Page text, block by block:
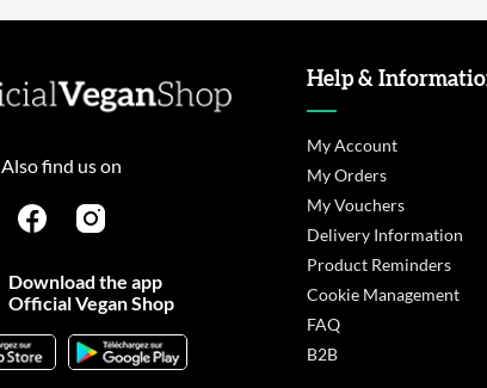
Also find us on
Download the app
Official Vegan Shop
Help &
My Account
My Orders
My Vouchers
Delivery Information
Product Reminders
Cookie Management
FAQ
B2B